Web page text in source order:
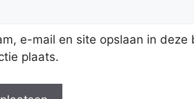
e-mail en site opslaan in
plaats.